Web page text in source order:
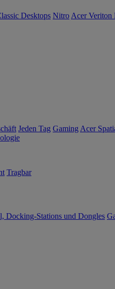
Desktops Nitro Acer Veriton
Jeden Tag Gaming Acer
Tragbar
Docking-Stations und Dongles